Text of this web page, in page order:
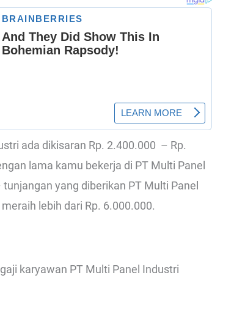
ada dikisaran Rp. 2.400.000 – Rp.
lama kamu bekerja di PT Multi Panel
yang diberikan PT Multi Panel
lebih dari Rp. 6.000.000.
karyawan PT Multi Panel Industri